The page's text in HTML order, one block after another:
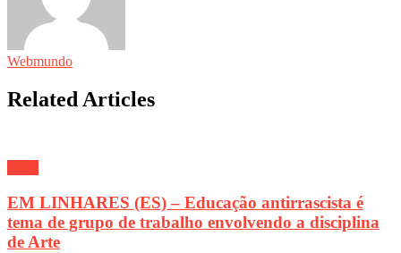
Webmundo
Related Articles
EM LINHARES (ES) – Educação antirrascista é
tema de grupo de trabalho envolvendo a disciplina
de Arte